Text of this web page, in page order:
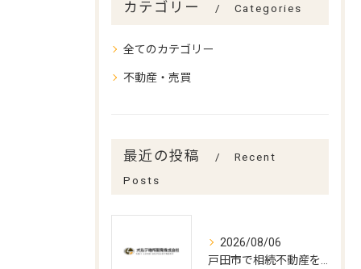
カテゴリー Categories
全てのカテゴリー
不動産・売買
最近の投稿
Recent
Posts
2026/08/06